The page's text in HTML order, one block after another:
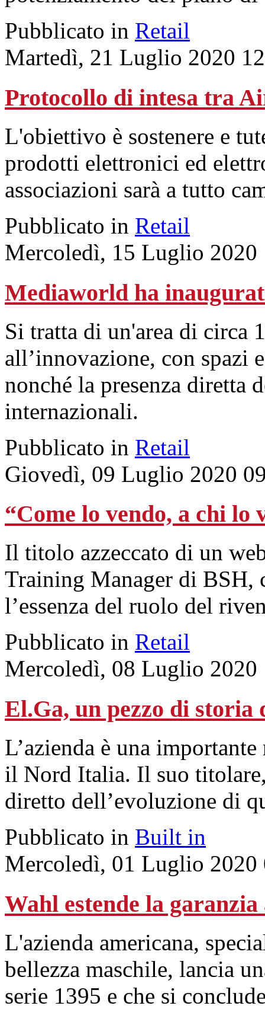
Pubblicato in Retail
Martedì, 21 Luglio 2020
Protocollo di intesa tra
L'obiettivo è sostenere e
prodotti elettronici ed
associazioni sarà a tutto
Pubblicato in Retail
Mercoledì, 15 Luglio 2020
Mediaworld ha
Si tratta di un'area di circa
all’innovazione, con spazi
nonché la presenza diretta
internazionali.
Pubblicato in Retail
Giovedì, 09 Luglio 2020
“Come lo vendo, a chi lo
Il titolo azzeccato di un
Training Manager di BSH,
l’essenza del ruolo del
Pubblicato in Retail
Mercoledì, 08 Luglio 2020
El.Ga, un pezzo di storia
L’azienda è una
il Nord Italia. Il suo
diretto dell’evoluzione di
Pubblicato in Built in
Mercoledì, 01 Luglio 2020
Wahl estende la garanzia
L'azienda americana,
bellezza maschile, lancia
serie 1395 e che si